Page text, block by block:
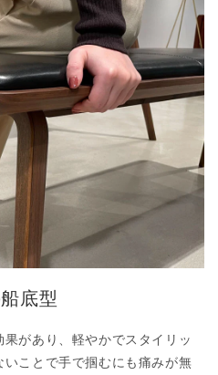
底型
があり、軽やかでスタイリッ
ことで手で掴むにも痛みが無